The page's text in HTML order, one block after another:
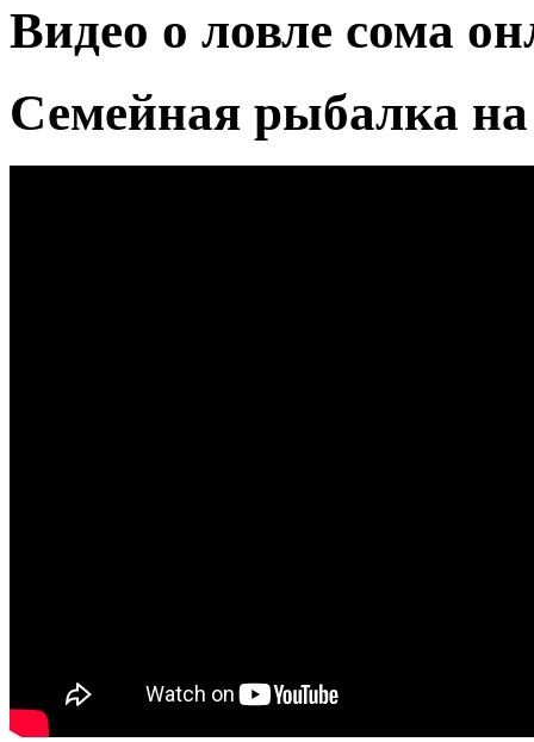
Видео о ловле сома
Семейная рыбалка